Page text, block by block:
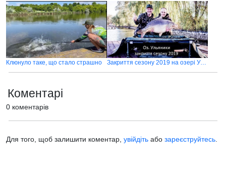
Клюнуло таке, що стало страшно Закриття сезону 2019 на озері Уляники
Коментарі
0 коментарів
Для того, щоб залишити коментар, увійдіть або зареєструйтесь